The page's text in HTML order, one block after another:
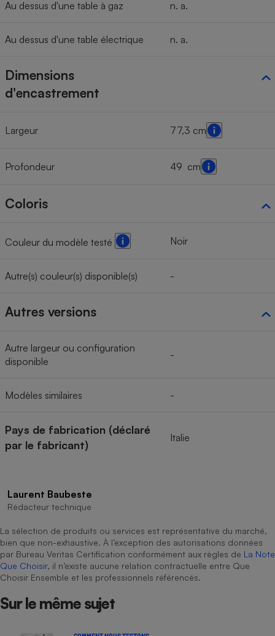
Au dessus d'une table à gaz n. a.
Au dessus d'une table électrique n. a.
Dimensions
d'encastrement
Largeur 77,3 cm
Profondeur 49 cm
Coloris
Couleur du modèle testé Noir
Autre(s) couleur(s) disponible(s) -
Autres versions
Autre largeur ou configuration
disponible
-
Modèles similaires -
Pays de fabrication (déclaré
par le fabricant)
Italie
Laurent Baubeste
Rédacteur technique
La sélection de produits ou services est représentative du marché,
bien que non-exhaustive. À l’exception des autorisations données
par Bureau Veritas Certification conformément aux règles de La Note
Que Choisir, il n’existe aucune relation contractuelle entre Que
Choisir Ensemble et les professionnels référencés.
Sur le même sujet